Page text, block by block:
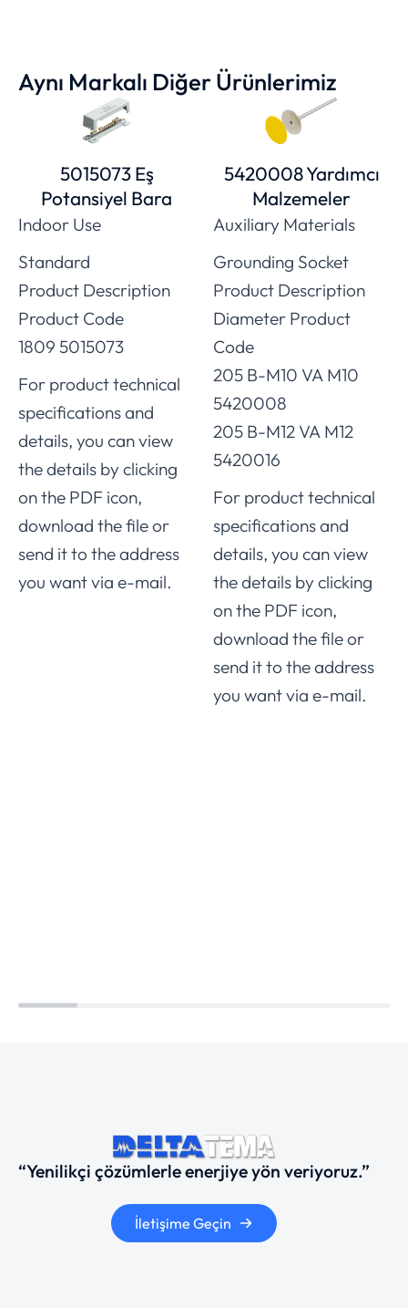
Aynı Markalı Diğer Ürünlerimiz
5015073 Eş
Potansiyel Bara
Indoor Use
Standard
Product Description
Product Code
1809 5015073
For product technical
specifications and
details, you can view
the details by clicking
on the PDF icon,
download the file or
send it to the address
you want via e-mail.
5420008 Yardımcı
Malzemeler
Auxiliary Materials
Grounding Socket
Product Description
Diameter Product
Code
205 B-M10 VA M10
5420008
205 B-M12 VA M12
5420016
For product technical
specifications and
details, you can view
the details by clicking
on the PDF icon,
download the file or
send it to the address
you want via e-mail.
“Yenilikçi çözümlerle enerjiye yön veriyoruz.”
İletişime Geçin